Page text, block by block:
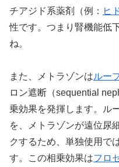
チアジド系薬剤（例： ヒ
性です。つまり腎機能低
ね。
また、メトラゾンはルー
ロン遮断（sequential
乗効果を発揮します。ル
を、メトラゾンが遠位尿
クするため、単独使用で
す。この相乗効果はフロ